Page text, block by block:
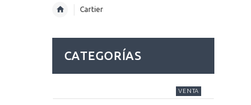
Cartier
CATEGORÍAS
VENTA